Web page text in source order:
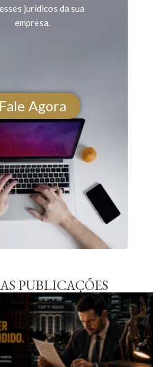
jurídicos da sua
empresa.
PUBLICAÇÕES
Fale Agora